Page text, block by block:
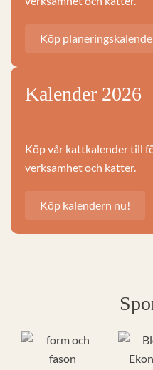
Köp
Kalender 2026
Köp vår kattkalender till
verksamhet och katter.
Köp kalendern nu!